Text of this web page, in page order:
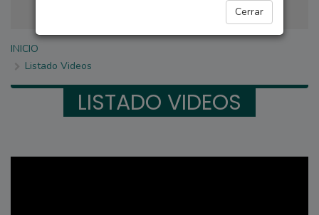
Cerrar
INICIO
Listado Videos
LISTADO VIDEOS